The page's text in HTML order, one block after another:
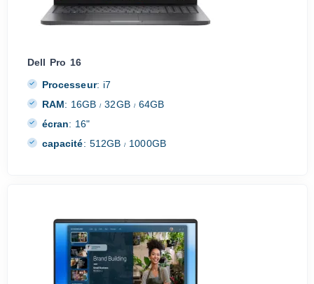
Dell Pro 16
Processeur: i7
RAM: 16GB/ 32GB /64GB
écran: 16"
capacité: 512GB/ 1000GB